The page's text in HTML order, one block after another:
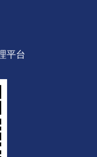
平台